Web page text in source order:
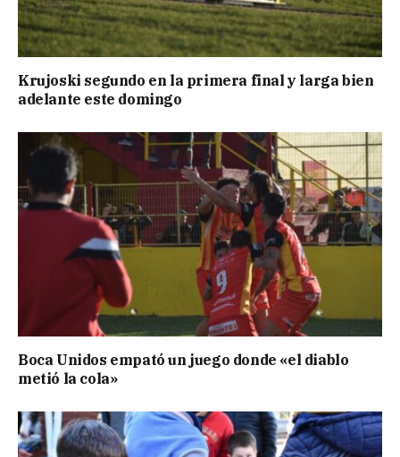
Krujoski segundo en la primera final y larga bien
adelante este domingo
Boca Unidos empató un juego donde «el diablo
metió la cola»